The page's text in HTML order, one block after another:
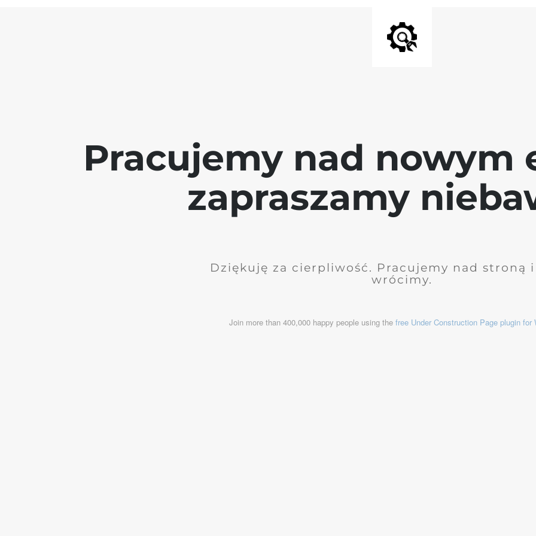
Pracujemy nad nowym
zapraszamy
Dziękuję za cierpliwość. Pracujemy nad stroną
wrócimy.
Join more than 400,000 happy people using the free Under Construction Page plugin for